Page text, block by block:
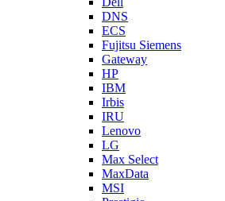
DNS
ECS
Fujitsu Siemens
Gateway
HP
IBM
Irbis
IRU
Lenovo
LG
Max Select
MaxData
MSI